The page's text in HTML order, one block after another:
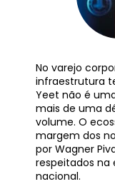
No varejo
infraestrutura
Yeet não é
mais de uma
volume. O
margem dos
por Wagner
respeitados
nacional.